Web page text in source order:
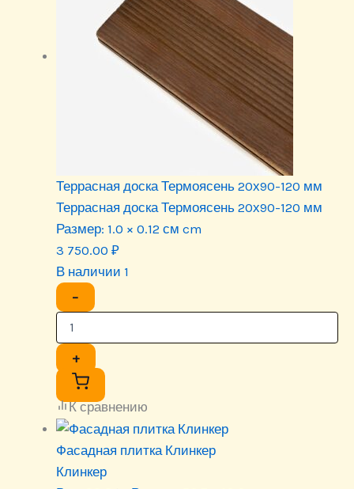
Террасная доска Термоясень 20х90-120 мм
Террасная доска Термоясень 20х90-120 мм
Размер: 1.0 × 0.12 см cm
3 750.00 ₽
В наличии 1
−
+
К сравнению
Фасадная плитка Клинкер
Клинкер